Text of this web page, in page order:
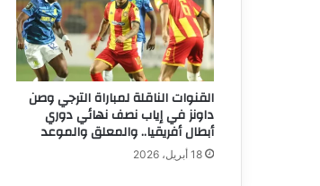
القنوات الناقلة لمباراة الترجي وصن
داونز في إياب نصف نهائي دوري
أبطال أفريقيا.. والمعلق والموعد
18 أبريل، 2026